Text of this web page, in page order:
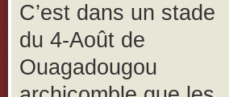
C’est dans un stade
du 4-Août de
Ouagadougou